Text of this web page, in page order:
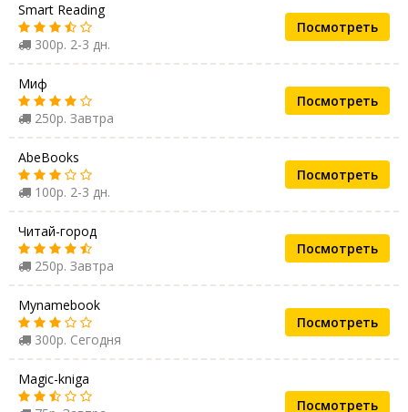
Smart Reading
300р. 2-3 дн.
Посмотреть
Миф
250р. Завтра
Посмотреть
AbeBooks
100р. 2-3 дн.
Посмотреть
Читай-город
250р. Завтра
Посмотреть
Mynamebook
300р. Сегодня
Посмотреть
Magic-kniga
Посмотреть